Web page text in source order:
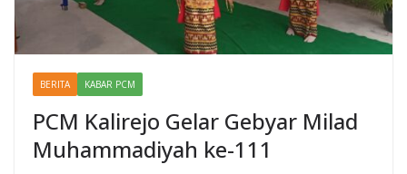
BERITA KABAR PCM
PCM Kalirejo Gelar Gebyar Milad
Muhammadiyah ke-111